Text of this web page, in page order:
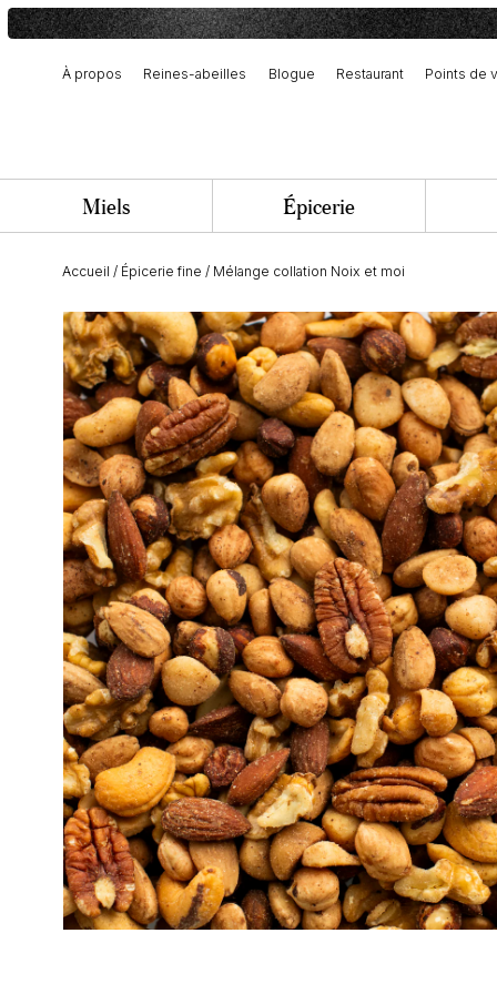
À propos
Reines-abeilles Blogue Restaurant Points de
Miels Épicerie
Accueil / Épicerie fine / Mélange collation Noix et moi